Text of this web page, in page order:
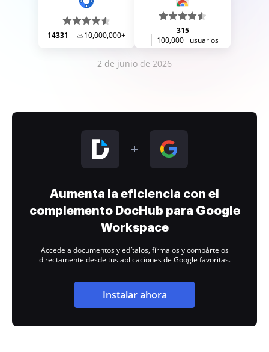
14331 10,000,000+
315
100,000+ usuarios
2 de junio de 2026
Aumenta la eficiencia con el
complemento DocHub para Google
Workspace
Accede a documentos y edítalos, fírmalos y compártelos
directamente desde tus aplicaciones de Google favoritas.
Instalar ahora